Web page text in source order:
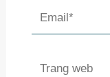
Email*
Trang